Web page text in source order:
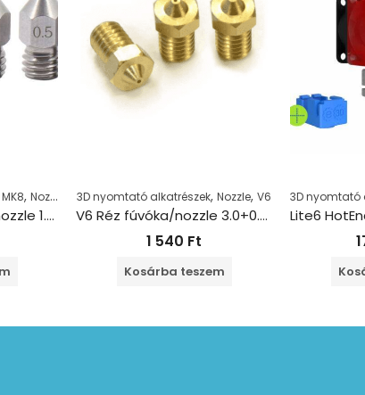
MK8, Nozzle
MK8 saválló fúvóka/nozzle 1.75+0.6 mm
3D nyomtató alkatrészek, Nozzle, V6
V6 Réz fúvóka/nozzle 3.0+0.3mm
1 540 Ft
Kosárba teszem
3D nyomtató